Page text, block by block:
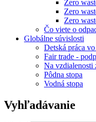
Zero
Zero
Zero
Čo viete o
Globálne súvislosti
Detská práca
Fair trade -
Na vzdialenosti
Pôdna stopa
Vodná stopa
Vyhľadávanie